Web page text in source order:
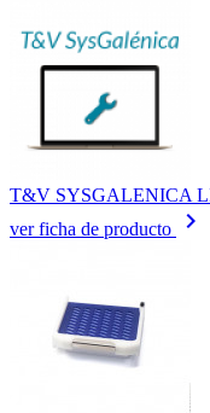
T&V SYSGALENICA
ver ficha de producto
keyboard_arrow_right